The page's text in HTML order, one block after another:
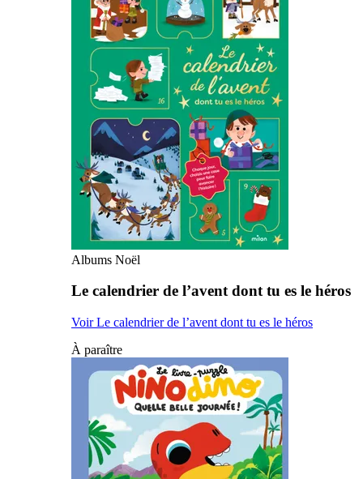
Albums Noël
Le calendrier de l’avent dont tu es le héros
Voir Le calendrier de l’avent dont tu es le héros
À paraître